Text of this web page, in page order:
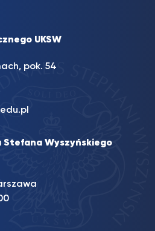
UKSW
pok. 54
Stefana Wyszyńskiego